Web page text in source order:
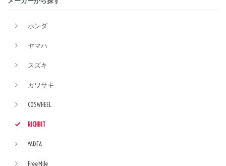
ホンダ
ヤマハ
スズキ
カワサキ
COSWHEEL
RICHBIT
YADEA
FreeMile